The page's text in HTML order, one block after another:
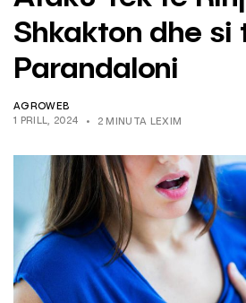
Shkakton dhe si
Parandaloni
AGROWEB
1 PRILL, 2024
2 MINUTA LEXIM